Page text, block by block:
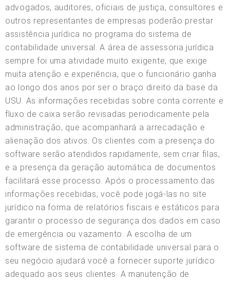
advogados, auditores, oficiais de justiça, consultores e
outros representantes de empresas poderão prestar
assistência jurídica no programa do sistema de
contabilidade universal. A área de assessoria jurídica
sempre foi uma atividade muito exigente, que exige
muita atenção e experiência, que o funcionário ganha
ao longo dos anos por ser o braço direito da base da
USU. As informações recebidas sobre conta corrente e
fluxo de caixa serão revisadas periodicamente pela
administração, que acompanhará a arrecadação e
alienação dos ativos. Os clientes com a presença do
software serão atendidos rapidamente, sem criar filas,
e a presença da geração automática de documentos
facilitará esse processo. Após o processamento das
informações recebidas, você pode jogá-las no site
jurídico na forma de relatórios fiscais e estáticos para
garantir o processo de segurança dos dados em caso
de emergência ou vazamento. A escolha de um
software de sistema de contabilidade universal para o
seu negócio ajudará você a fornecer suporte jurídico
adequado aos seus clientes. A manutenção de